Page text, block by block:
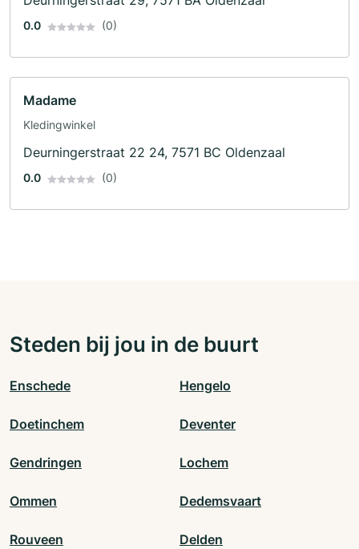
0.0 (0)
Madame
Kledingwinkel
Deurningerstraat 22 24, 7571 BC Oldenzaal
0.0 (0)
Steden bij jou in de buurt
Enschede Hengelo
Doetinchem Deventer
Gendringen Lochem
Ommen Dedemsvaart
Rouveen Delden